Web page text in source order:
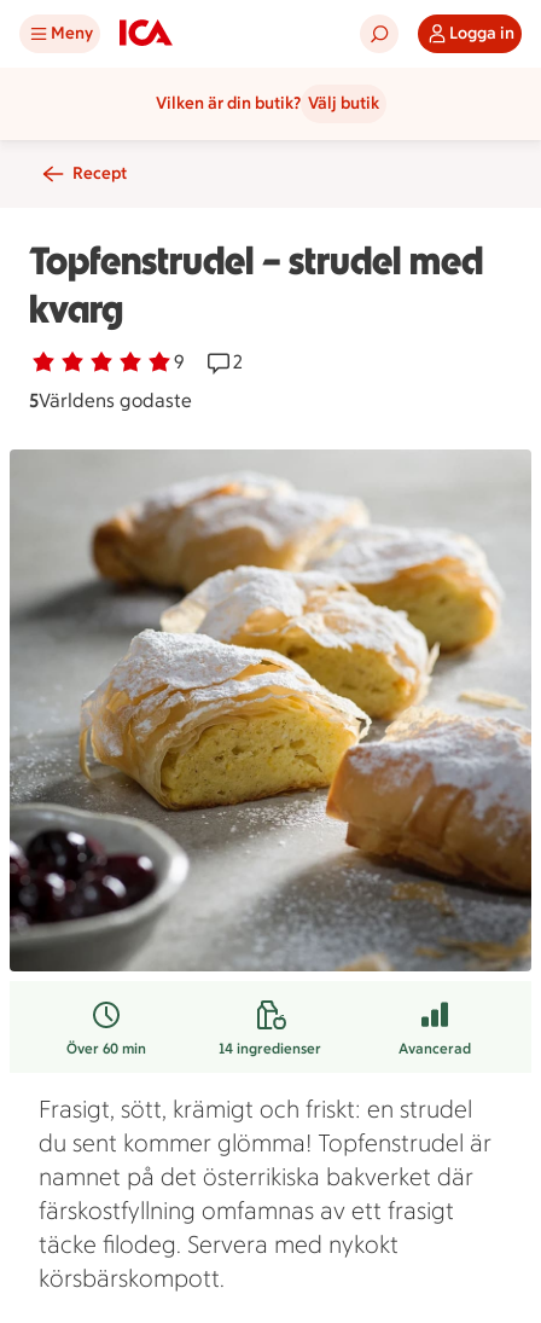
Meny Logga in
Vilken är din butik? Välj butik
Recept
Topfenstrudel – strudel med
kvarg
Betyg 5 av 5. 9
9 personer har röstatReceptet har 2 kommentarer
2
5Världens godaste
Över 60 min 14ingredienser Avancerad
Frasigt, sött, krämigt och friskt: en strudel
du sent kommer glömma! Topfenstrudel är
namnet på det österrikiska bakverket där
färskostfyllning omfamnas av ett frasigt
täcke filodeg. Servera med nykokt
körsbärskompott.